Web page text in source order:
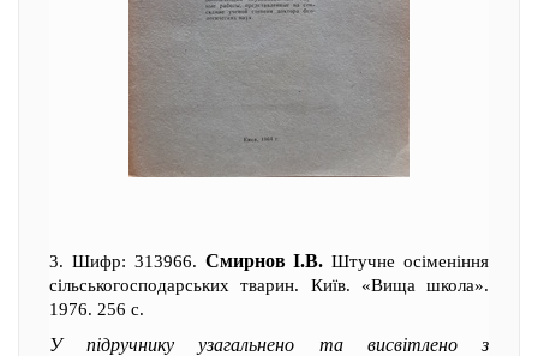
3. Шифр: 313966. Смирнов І.В. Штучне осіменіння
сільськогосподарських тварин. Київ. «Вища школа».
1976. 256 с.
У підручнику узагальнено та висвітлено з